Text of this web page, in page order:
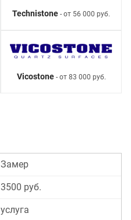
Technistone - от 56 000 руб.
Vicostone- от 83 000 руб.
Замер
3500 руб.
услуга